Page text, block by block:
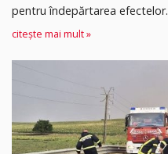
pentru îndepărtarea
citește mai mult »